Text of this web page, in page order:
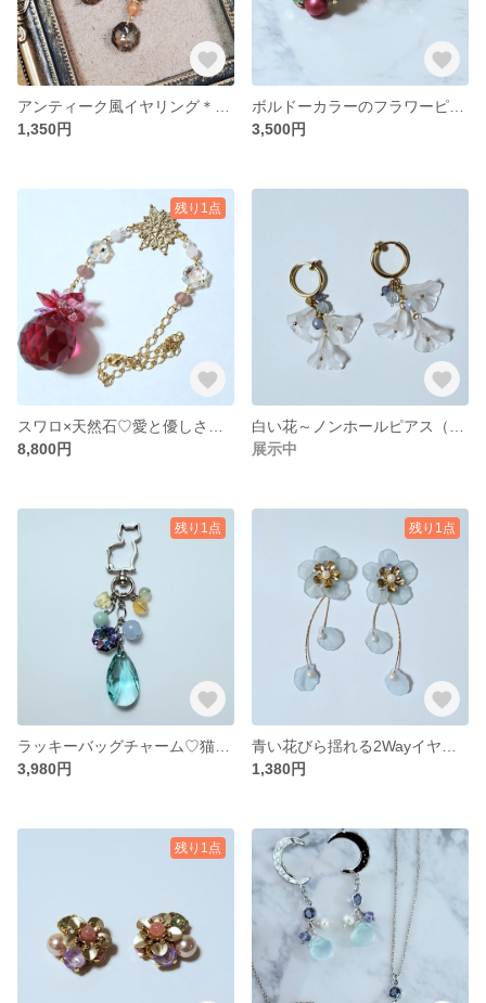
1,350円
3,500円
残り1点
8,800円
展示中
残り1点
3,980円
残り1点
1,380円
残り1点